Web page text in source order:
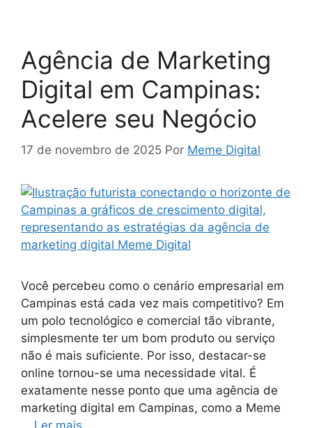
Agência de Marketing
Digital em Campinas:
Acelere seu Negócio
17 de novembro de 2025 Por Meme Digital
Você percebeu como o cenário empresarial em
Campinas está cada vez mais competitivo? Em
um polo tecnológico e comercial tão vibrante,
simplesmente ter um bom produto ou serviço
não é mais suficiente. Por isso, destacar-se
online tornou-se uma necessidade vital. É
exatamente nesse ponto que uma agência de
marketing digital em Campinas, como a Meme
… Ler mais